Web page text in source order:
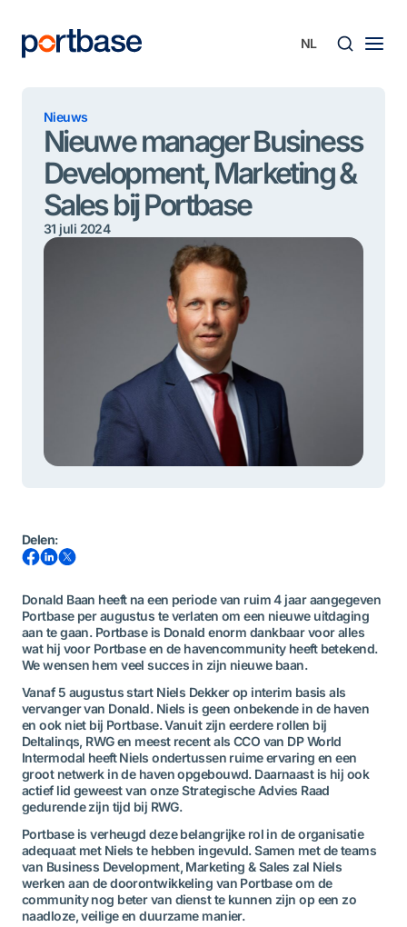
inhoud
Nieuws
Nieuwe manager Business
Development, Marketing &
Sales bij Portbase
31 juli 2024
Delen:
Donald Baan heeft na een periode van ruim 4 jaar aangegeven
Portbase per augustus te verlaten om een nieuwe uitdaging
aan te gaan. Portbase is Donaldenorm dankbaarvoor alles
wat hij voor Portbase en de havencommunity heeft betekend.
Wewensen hem veel succes in zijn nieuwe baan.
Vanaf 5 augustus start Niels Dekker op interim basis als
vervanger van Donald. Niels is geen onbekende in de haven
en ook niet bij Portbase. Vanuit zijn eerdere rollen bij
Deltalinqs, RWG en meest recentals CCO van DP World
Intermodal heeft Niels ondertussen ruime ervaring en een
groot netwerk in de haven opgebouwd. Daarnaast is hij ook
actief lid geweest van onze Strategische Advies Raad
gedurende zijn tijd bij RWG.
Portbase is verheugd deze belangrijke rol in de organisatie
adequaat met Niels te hebben ingevuld. Samen met de teams
van Business Development, Marketing & Sales zal Niels
werken aan de doorontwikkeling van Portbase om de
community nog beter van dienst te kunnen zijn op een zo
naadloze, veilige en duurzame manier.